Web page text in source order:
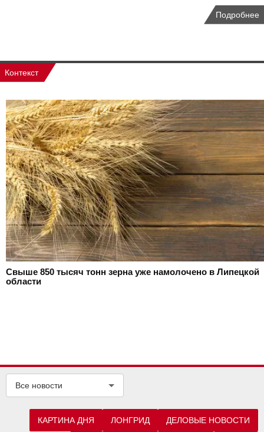
Подробнее
Контекст
Свыше 850 тысяч тонн зерна уже намолочено в Липецкой
области
Все новости
КАРТИНА ДНЯ ЛОНГРИД ДЕЛОВЫЕ НОВОСТИ